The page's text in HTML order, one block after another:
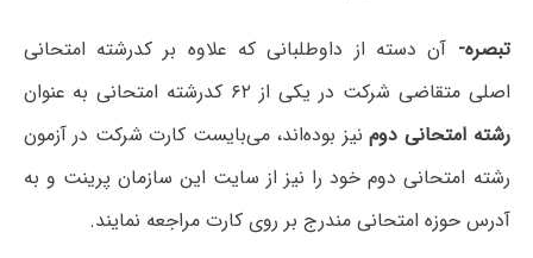
تبصره- آن دسته از داوطلبانی که علاوه بر کدرشته امتحانی
اصلی متقاضی شرکت در یکی از ۶۲ کدرشته امتحانی به عنوان
رشته امتحانی دومنیز بوده‌اند، می‌بایست کارت شرکت در آزمون
رشته امتحانی دوم خود را نیز از سایت این سازمان پرینت و به
آدرس حوزه امتحانی مندرج بر روی کارت مراجعه نمایند.